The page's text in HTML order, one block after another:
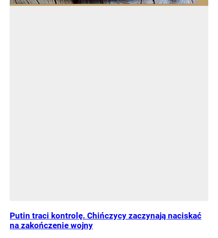
Putin traci kontrolę. Chińczycy zaczynają naciskać
na zakończenie wojny